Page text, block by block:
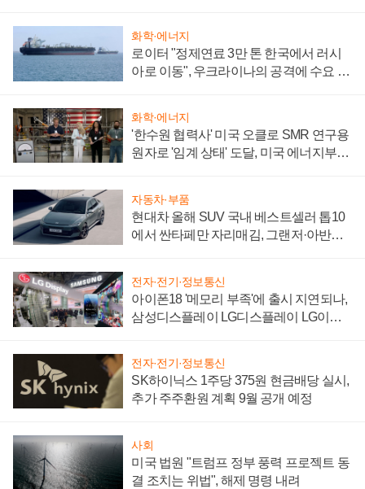
화학·에너지
로이터 "정제연료 3만 톤 한국에서 러시
아로 이동", 우크라이나의 공격에 수요 늘
화학·에너지
'한수원 협력사' 미국 오클로 SMR 연구용
원자로 '임계 상태' 도달, 미국 에너지부
자동차·부품
현대차 올해 SUV 국내 베스트셀러 톱10
에서 싼타페만 자리매김, 그랜저·아반떼
전자·전기·정보통신
아이폰18 '메모리 부족'에 출시 지연되나,
삼성디스플레이 LG디스플레이 LG이노
전자·전기·정보통신
SK하이닉스 1주당 375원 현금배당 실시,
추가 주주환원 계획 9월 공개 예정
사회
미국 법원 "트럼프 정부 풍력 프로젝트 동
결 조치는 위법", 해제 명령 내려